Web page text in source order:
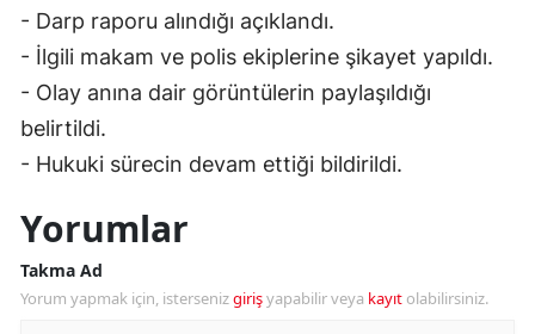
- Darp raporu alındığı açıklandı.
- İlgili makam ve polis ekiplerine şikayet yapıldı.
- Olay anına dair görüntülerin paylaşıldığı
belirtildi.
- Hukuki sürecin devam ettiği bildirildi.
Yorumlar
Takma Ad
Yorum yapmak için, istersenizgirişyapabilir veya kayıt olabilirsiniz.